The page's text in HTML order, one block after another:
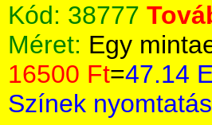
Kód: 38777
Méret: Egy
16500 Ft=47.14
Színek